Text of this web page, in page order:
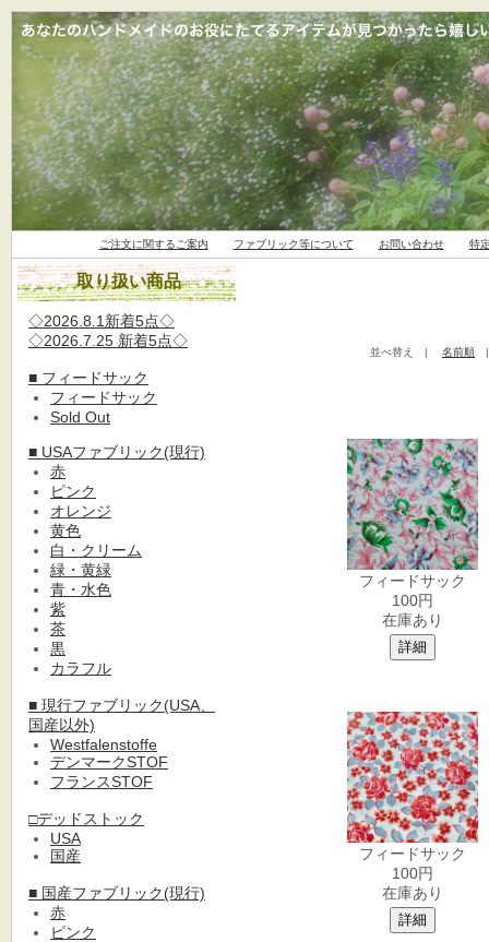
ご注文に関するご案内 ファブリック等について お問い合わせ 特
取り扱い商品
◇2026.8.1新着5点◇
◇2026.7.25 新着5点◇
■ フィードサック
フィードサック
Sold Out
■ USAファブリック(現行)
赤
ピンク
オレンジ
黄色
白・クリーム
緑・黄緑
青・水色
紫
茶
黒
カラフル
■ 現行ファブリック(USA、
国産以外)
Westfalenstoffe
デンマークSTOF
フランスSTOF
□デッドストック
USA
国産
■ 国産ファブリック(現行)
赤
ピンク
並べ替え | 名前順
フィードサック
100円
在庫あり
フィードサック
100円
在庫あり